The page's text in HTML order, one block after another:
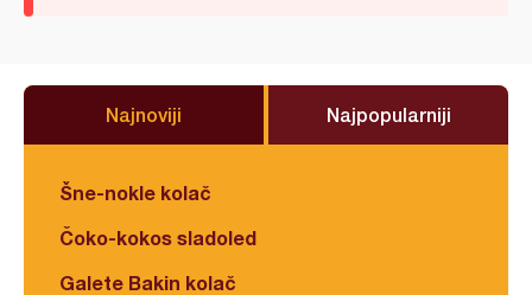
Najnoviji Najpopularniji
Šne-nokle kolač
Čoko-kokos sladoled
Galete Bakin kolač